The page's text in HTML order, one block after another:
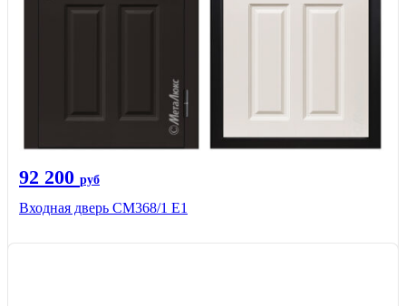
92 200 руб
Входная дверь СМ368/1 Е1